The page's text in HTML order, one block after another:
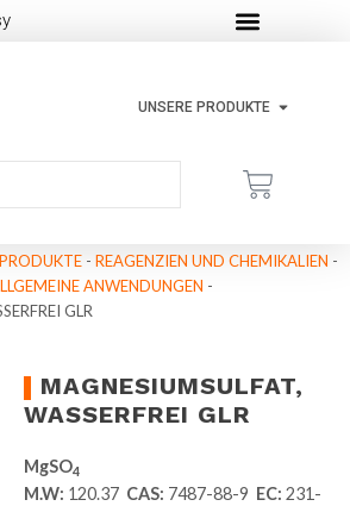
UNSERE PRODUKTE
- REAGENZIEN UND CHEMIKALIEN -
ANWENDUNGEN -
GLR
MAGNESIUMSULFAT,
WASSERFREI GLR
MgSO4
M.W: 120.37 CAS: 7487-88-9 EC:231-